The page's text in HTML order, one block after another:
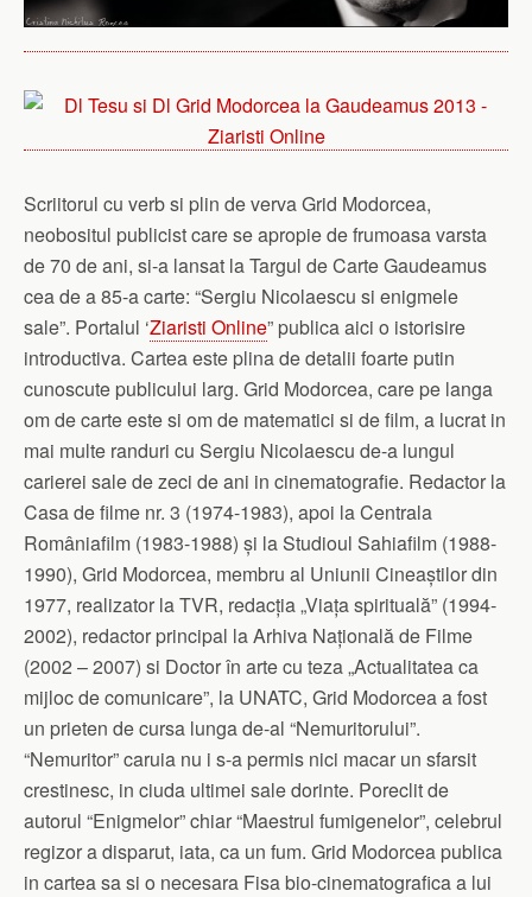
Scriitorul cu verb si plin de verva Grid Modorcea,
neobositul publicist care se apropie de frumoasa varsta
de 70 de ani, si-a lansat la Targul de Carte Gaudeamus
cea de a 85-a carte: “Sergiu Nicolaescu si enigmele
sale”. Portalul ‘Ziaristi Online” publica aici o istorisire
introductiva. Cartea este plina de detalii foarte putin
cunoscute publicului larg. Grid Modorcea, care pe langa
om de carte este si om de matematici si de film, a lucrat in
mai multe randuri cu Sergiu Nicolaescu de-a lungul
carierei sale de zeci de ani in cinematografie. Redactor la
Casa de filme nr. 3 (1974-1983), apoi la Centrala
Româniafilm (1983-1988) și la Studioul Sahiafilm (1988-
1990), Grid Modorcea, membru al Uniunii Cineaștilor din
1977, realizator la TVR, redacția „Viața spirituală” (1994-
2002), redactor principal la Arhiva Națională de Filme
(2002 – 2007) si Doctor în arte cu teza „Actualitatea ca
mijloc de comunicare”, la UNATC, Grid Modorcea a fost
un prieten de cursa lunga de-al “Nemuritorului”.
“Nemuritor” caruia nu i s-a permis nici macar un sfarsit
crestinesc, in ciuda ultimei sale dorinte. Poreclit de
autorul “Enigmelor” chiar “Maestrul fumigenelor”, celebrul
regizor a disparut, iata, ca un fum. Grid Modorcea publica
in cartea sa si o necesara Fisa bio-cinematografica a lui